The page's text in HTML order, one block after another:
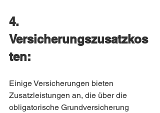
4.
Versicherungszusatzkos
ten:
Einige Versicherungen bieten
Zusatzleistungen an, die über die
obligatorische Grundversicherung